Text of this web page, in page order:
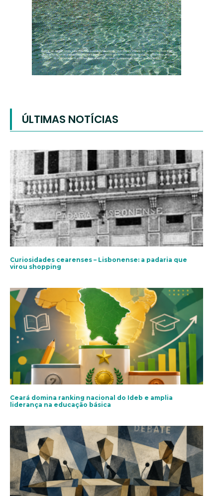
ÚLTIMAS NOTÍCIAS
Curiosidades cearenses – Lisbonense: a padaria que
virou shopping
Ceará domina ranking nacional do Ideb e amplia
liderança na educação básica